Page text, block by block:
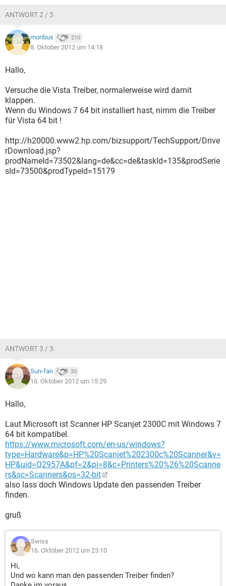
ANTWORT 2 / 3
moribus 210
8. Oktober 2012 um 14:18
Hallo,
Versuche die Vista Treiber, normalerweise wird damit
klappen.
Wenn du Windows 7 64 bit installiert hast, nimm die Treiber
für Vista 64 bit !
http://h20000.www2.hp.com/bizsupport/TechSupport/Drive
rDownload.jsp?
prodNameId=73502&lang=de&cc=de&taskId=135&prodSerie
sId=73500&prodTypeId=15179
ANTWORT 3 / 3
Sun-fan 30
16. Oktober 2012 um 15:29
Hallo,
Laut Microsoft ist Scanner HP Scanjet 2300C mit Windows 7
64 bit kompatibel.
https://www.microsoft.com/en-us/windows?
type=Hardware&p=HP%20Scanjet%202300c%20Scanner&v=
HP&uid=Q2957A&pf=2&pi=8&c=Printers%20%26%20Scanne
rs&sc=Scanners&os=32-bit
also lass doch Windows Update den passenden Treiber
finden.
gruß
Swiss
16. Oktober 2012 um 23:10
Hi,
Und wo kann man den passenden Treiber finden?